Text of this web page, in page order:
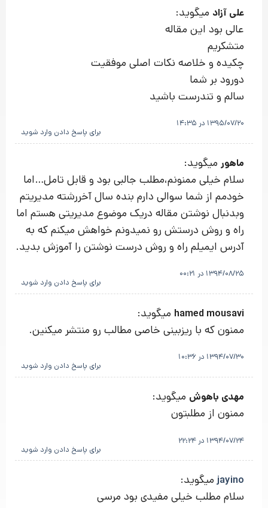
علی آزاد میگوید:
عالی بود این مقاله
متشکریم
چکیده و خلاصه نکات اصلی موفقیت
دورود بر شما
سالم و تندرست باشید
1395/07/20 در 14:35
برای پاسخ دادن وارد شوید
ماهور میگوید:
سلام خیلی ممنونم،مطلب جالبی بود و قابل تامل…اما
خودمم از شما سوالی دارم بنده سال آخررشته مدیریتم
وبدنبال نوشتن مقاله دریک موضوع مدیریتی هستم اما
راه و روش درستش رو نمیدونم خواهش میکنم که به
آدرس ایمیلم راه و روش درست نوشتن را آموزش بدید.
1394/08/25 در 00:21
برای پاسخ دادن وارد شوید
hamed mousavi میگوید:
ممنون که با ریزبینی خاصی مطالب رو منتشر میکنین.
1394/07/30 در 10:36
برای پاسخ دادن وارد شوید
مهدی باهوش میگوید:
ممنون از مطلبتون
1394/07/24 در 22:24
برای پاسخ دادن وارد شوید
jayino میگوید:
سلام مطلب خیلی مفیدی بود مرسی